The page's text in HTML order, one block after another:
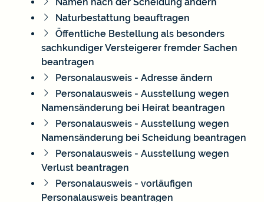
Naturbestattung beauftragen
Öffentliche Bestellung als besonders
sachkundiger Versteigerer fremder Sachen
beantragen
Personalausweis - Adresse ändern
Personalausweis - Ausstellung wegen
Namensänderung bei Heirat beantragen
Personalausweis - Ausstellung wegen
Namensänderung bei Scheidung beantragen
Personalausweis - Ausstellung wegen
Verlust beantragen
Personalausweis - vorläufigen
Personalausweis beantragen